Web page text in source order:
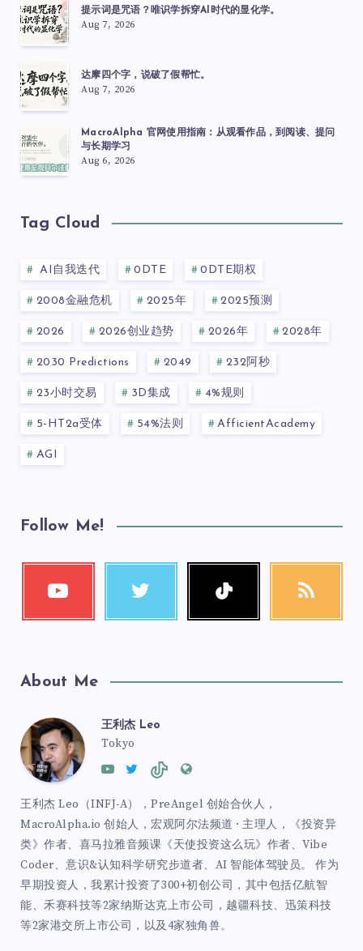
提示词是咒语？唯识学拆穿AI时代的显化学。
Aug 7, 2026
达摩四个字，说破了假帮忙。
Aug 7, 2026
MacroAlpha 官网使用指南：从观看作品，到阅读、提问
与长期学习
Aug 6, 2026
Tag Cloud
AI自我迭代 0DTE 0DTE期权
2008金融危机 2025年 2025预测
2026 2026创业趋势 2026年 2028年
2030 Predictions 2049 232阿秒
23小时交易 3D集成 4%规则
5-HT2a受体 54%法则 AfficientAcademy
AGI
Follow Me!
About Me
王利杰 Leo
Tokyo
王利杰 Leo（INFJ-A），PreAngel 创始合伙人，
MacroAlpha.io 创始人，宏观阿尔法频道 · 主理人，《投资异
类》作者、喜马拉雅音频课《天使投资这么玩》作者、Vibe
Coder、意识&认知科学研究步道者、AI 智能体驾驶员。 作为
早期投资人，我累计投资了300+初创公司，其中包括亿航智
能、禾赛科技等2家纳斯达克上市公司，越疆科技、迅策科技
等2家港交所上市公司，以及4家独角兽。